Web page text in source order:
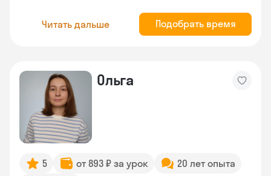
Читать дальше Подобрать время
Ольга
5 от 893 ₽ за урок
20 лет опыта